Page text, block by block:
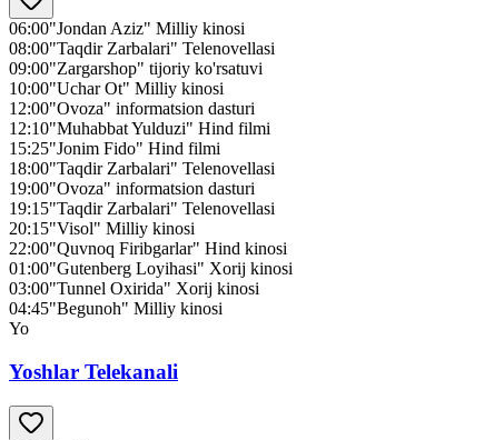
06:00"Jondan Aziz" Milliy kinosi
08:00"Taqdir Zarbalari" Telenovellasi
09:00"Zargarshop" tijoriy ko'rsatuvi
10:00"Uchar Ot" Milliy kinosi
12:00"Ovoza" informatsion dasturi
12:10"Muhabbat Yulduzi" Hind filmi
15:25"Jonim Fido" Hind filmi
18:00"Taqdir Zarbalari" Telenovellasi
19:00"Ovoza" informatsion dasturi
19:15"Taqdir Zarbalari" Telenovellasi
20:15"Visol" Milliy kinosi
22:00"Quvnoq Firibgarlar" Hind kinosi
01:00"Gutenberg Loyihasi" Xorij kinosi
03:00"Tunnel Oxirida" Xorij kinosi
04:45"Begunoh" Milliy kinosi
Yo
Yoshlar Telekanali